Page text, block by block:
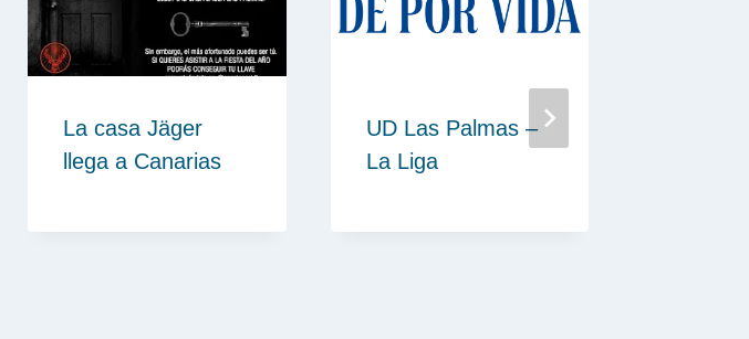
La casa Jäger
llega a Canarias
UD Las Palmas –
La Liga